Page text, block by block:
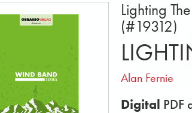
Lighting
(#19312)
Alan Fernie
Digital PDF